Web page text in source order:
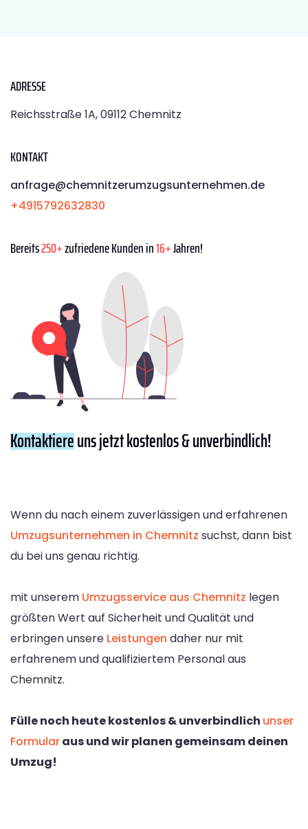
ADRESSE
Reichsstraße 1A, 09112 Chemnitz
KONTAKT
anfrage@chemnitzerumzugsunternehmen.de
+4915792632830
Bereits250+zufriedene Kunden in16+Jahren!
Kontaktiereuns jetzt kostenlos & unverbindlich!
Wenn du nach einem zuverlässigen und erfahrenen
Umzugsunternehmen in Chemnitz suchst, dann bist
du bei uns genau richtig.
mit unserem Umzugsservice aus Chemnitz legen
größten Wert auf Sicherheit und Qualität und
erbringen unsere Leistungen daher nur mit
erfahrenem und qualifiziertem Personal aus
Chemnitz.
Fülle noch heute kostenlos & unverbindlich unser
Formularaus und wir planen gemeinsam deinen
Umzug!